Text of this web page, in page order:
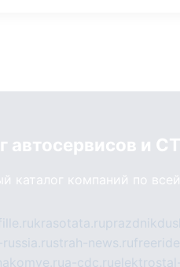
автосервисов и
каталог компаний по
krasotata.ru
strah-news.ru
a-cdc.ru